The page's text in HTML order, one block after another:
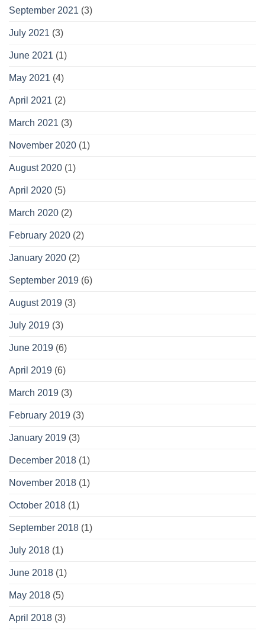
September 2021 (3)
July 2021 (3)
June 2021 (1)
May 2021 (4)
April 2021 (2)
March 2021 (3)
November 2020 (1)
August 2020 (1)
April 2020 (5)
March 2020 (2)
February 2020 (2)
January 2020 (2)
September 2019 (6)
August 2019 (3)
July 2019 (3)
June 2019 (6)
April 2019 (6)
March 2019 (3)
February 2019 (3)
January 2019 (3)
December 2018 (1)
November 2018 (1)
October 2018 (1)
September 2018 (1)
July 2018 (1)
June 2018 (1)
May 2018 (5)
April 2018 (3)